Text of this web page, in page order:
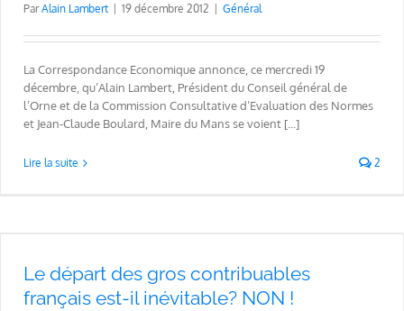
ParAlain Lambert 19 décembre 2012 Général
La Correspondance Economique annonce, ce mercredi 19
décembre, qu’Alain Lambert, Président du Conseil général de
l’Orne et de la Commission Consultative d’Evaluation des Normes
et Jean-Claude Boulard, Maire du Mans se voient [...]
Lire la suite 2
Le départ des gros contribuables
français est-il inévitable? NON !